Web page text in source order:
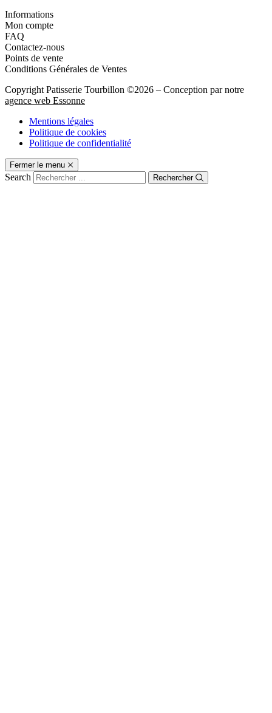
Informations
Mon compte
FAQ
Contactez-nous
Points de vente
Conditions Générales de Ventes
Copyright Patisserie Tourbillon ©2026 – Conception par notre
agence web Essonne
Mentions légales
Politique de cookies
Politique de confidentialité
Fermer le menu
Search Rechercher